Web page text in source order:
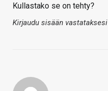
Kullastako se on tehty?
Kirjaudu sisään vastataksesi